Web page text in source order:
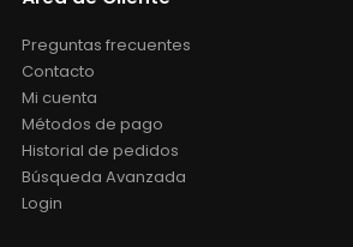
Preguntas frecuentes
Contacto
Mi cuenta
Métodos de pago
Historial de pedidos
Búsqueda Avanzada
Login